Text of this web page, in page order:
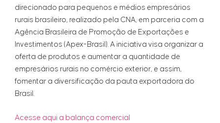
direcionado para pequenos e médios empresários
rurais brasileiro, realizado pela CNA, em parceria com a
Agência Brasileira de Promoção de Exportações e
Investimentos (Apex-Brasil). A iniciativa visa organizar a
oferta de produtos e aumentar a quantidade de
empresários rurais no comércio exterior, e assim,
fomentar a diversificação da pauta exportadora do
Brasil.
Acesse aqui a balança comercial